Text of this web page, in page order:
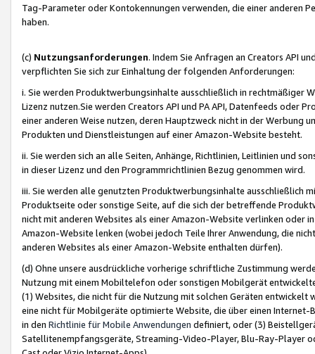
Tag-Parameter oder Kontokennungen verwenden, die einer anderen
haben.
(c) Nutzungsanforderungen. Indem Sie Anfragen an Creators API
verpflichten Sie sich zur Einhaltung der folgenden Anforderungen:
i. Sie werden Produktwerbungsinhalte ausschließlich in rechtmäßiger
Lizenz nutzen.Sie werden Creators API und PA API, Datenfeeds oder
einer anderen Weise nutzen, deren Hauptzweck nicht in der Werbung
Produkten und Dienstleistungen auf einer Amazon-Website besteht.
ii. Sie werden sich an alle Seiten, Anhänge, Richtlinien, Leitlinien und
in dieser Lizenz und den Programmrichtlinien Bezug genommen wird.
iii. Sie werden alle genutzten Produktwerbungsinhalte ausschließlich
Produktseite oder sonstige Seite, auf die sich der betreffende
nicht mit anderen Websites als einer Amazon-Website verlinken oder
Amazon-Website lenken (wobei jedoch Teile Ihrer Anwendung, die
anderen Websites als einer Amazon-Website enthalten dürfen).
(d) Ohne unsere ausdrückliche vorherige schriftliche Zustimmung
Nutzung mit einem Mobiltelefon oder sonstigen Mobilgerät
(1) Websites, die nicht für die Nutzung mit solchen Geräten
eine nicht für Mobilgeräte optimierte Website, die über einen
in den Richtlinie für Mobile Anwendungen definiert, oder (3)
Satellitenempfangsgeräte, Streaming-Video-Player, Blu-Ray-Player